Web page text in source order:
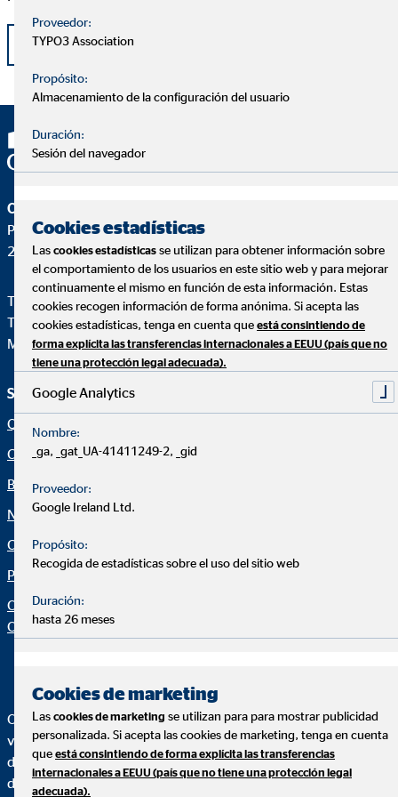
OVB Allfinanz España S.A.
Pza. Manuel Gómez Moreno, 2 8ªA
28020 Madrid
Teléfono:+34914471028
Telefax: +34 91 44710-29
Mail:ovb@central.ovb.es
Servicio e información
Quiénes Somos
Consultoría financiera
Blog
Noticias
Calculadora financiera
Protección de datos
Organization: "Datos sobre
OVB"
OVB Allfinanz España, S.A. es una agencia de seguros
vinculada inscrita en el Registro administrativo de
distribuidores de seguros y reaseguros de la Dirección General
de Seguros y Fondos de Pensiones con la clave AJ0230.
Proveedor:
TYPO3 Association
Propósito:
Almacenamiento de la configuración del usuario
Duración:
Sesión del navegador
Cookies estadísticas
Las cookies estadísticas se utilizan para obtener información sobre
el comportamiento de los usuarios en este sitio web y para mejorar
continuamente el mismo en función de esta información. Estas
cookies recogen información de forma anónima. Si acepta las
cookies estadísticas, tenga en cuenta que está consintiendo de
forma explícita las transferencias internacionales a EEUU (país que no
tiene una protección legal adecuada).
Google Analytics
Nombre:
_ga, _gat_UA-41411249-2, _gid
Proveedor:
Google Ireland Ltd.
Propósito:
Recogida de estadísticas sobre el uso del sitio web
Duración:
hasta 26 meses
Cookies de marketing
Las cookies de marketing se utilizan para para mostrar publicidad
personalizada. Si acepta las cookies de marketing, tenga en cuenta
que está consintiendo de forma explícita las transferencias
internacionales a EEUU (país que no tiene una protección legal
adecuada).